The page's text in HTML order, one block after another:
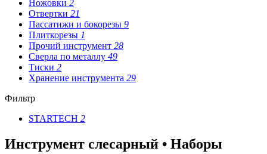
Ножовки 2
Отвертки 21
Пассатижи и бокорезы 9
Плиткорезы 1
Прочий инструмент 28
Сверла по металлу 49
Тиски 2
Хранение инструмента 29
Фильтр
STARTECH 2
Инструмент слесарный • Наборы